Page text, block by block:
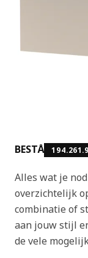
BESTÅ
Alles wat je
overzichtelijk
combinatie of
aan jouw stijl
de vele